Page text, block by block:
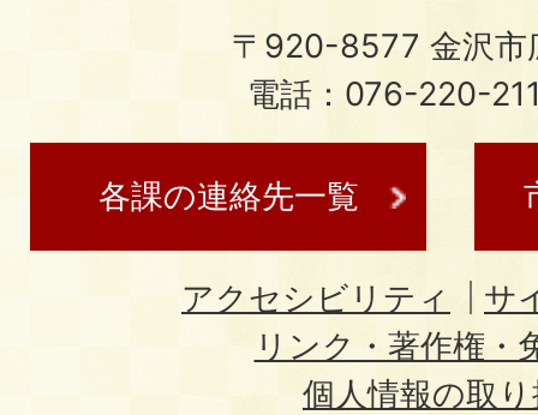
〒920-8577 金沢市
電話：076-220-
各課の連絡先一覧
アクセシビリティ
サ
リンク・著作権・
個人情報の取